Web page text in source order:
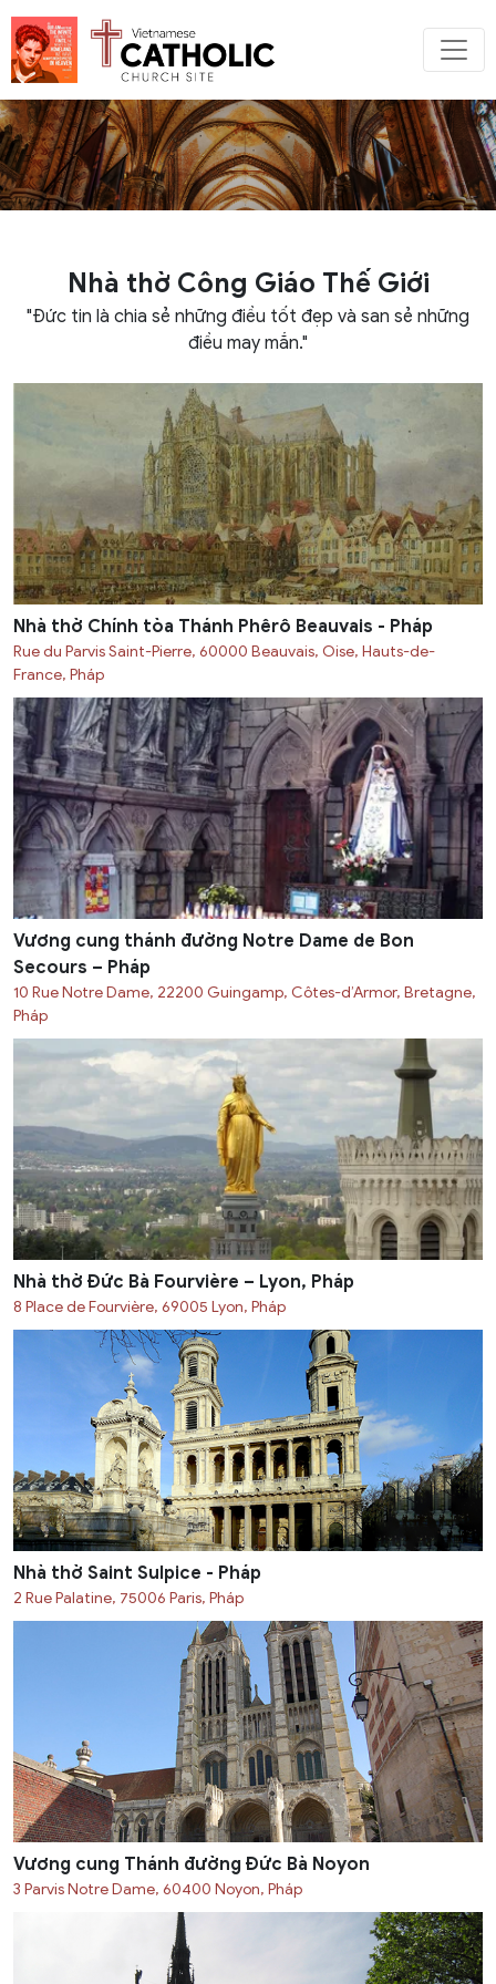
Nhà thờ Công Giáo Thế Giới
"Đức tin là chia sẻ những điều tốt đẹp và san sẻ những
điều may mắn."
Nhà thờ Chính tòa Thánh Phêrô Beauvais - Pháp
Rue du Parvis Saint-Pierre, 60000 Beauvais, Oise, Hauts-de-
France, Pháp
Vương cung thánh đường Notre Dame de Bon
Secours – Pháp
10 Rue Notre Dame, 22200 Guingamp, Côtes-d’Armor, Bretagne,
Pháp
Nhà thờ Đức Bà Fourvière – Lyon, Pháp
8 Place de Fourvière, 69005 Lyon, Pháp
Nhà thờ Saint Sulpice - Pháp
2 Rue Palatine, 75006 Paris, Pháp
Vương cung Thánh đường Đức Bà Noyon
3 Parvis Notre Dame, 60400 Noyon, Pháp